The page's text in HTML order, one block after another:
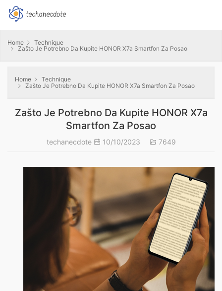
Home
Technique
Zašto Je Potrebno Da Kupite HONOR X7a Smartfon Za Posao
Home
Technique
Zašto Je Potrebno Da Kupite HONOR X7a Smartfon Za Posao
Zašto Je Potrebno Da Kupite HONOR X7a
Smartfon Za Posao
techanecdote 10/10/2023 7649